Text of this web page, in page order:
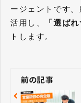
ージェントです
活用し、
「選ば
トします。
前の記事